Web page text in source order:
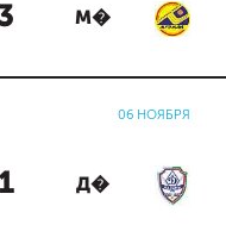
М�
06 НОЯБРЯ
1 Д�